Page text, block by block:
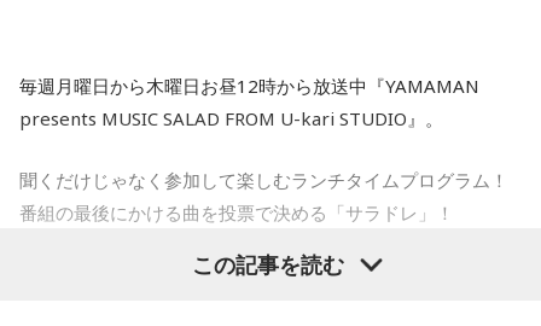
三輪田：その年の幸運色を、男性の幸運色3色、女性の幸運色
3色を用いるので、毎年、お色が変わるんです。
※令和9年の強運御守。次の頒布は12月を予定。令和8年強運御守は頒布終了しております。
寺内：またそそることやっているじゃないですか！
うな感じです。日米の金利差が円安の要因だと指摘される
中、日銀が次の会合で利上げに踏み切るべきかと問われたの
及は避けつつ、「植田総裁とは15年以上の知り合いで、絶大
な信頼を寄せている。日本経済にとって最善の措置を講じる
と確信している」と述べたといいます。これまでベッセント
毎週月曜日から木曜日お昼12時から放送中『YAMAMAN
presents MUSIC SALAD FROM U-kari STUDIO』。
聞くだけじゃなく参加して楽しむランチタイムプログラム！
番組の最後にかける曲を投票で決める「サラドレ」！
各曜日、OA前日の12:50～、次回放送分のサラドレラインナ
この記事を読む